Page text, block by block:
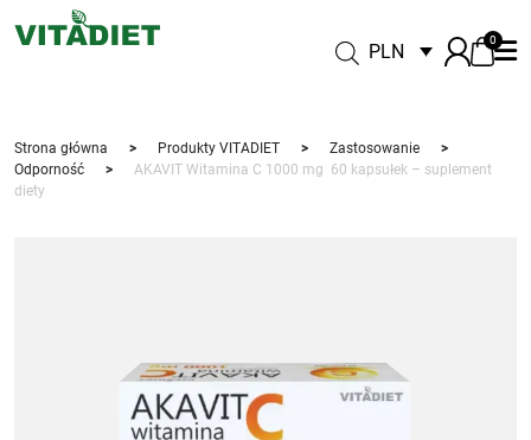
PLN
0
Strona główna > Produkty VITADIET > Zastosowanie
>
Odporność
>
AKAVIT Witamina C 1000 mg 60 kapsułek – suplement
diety